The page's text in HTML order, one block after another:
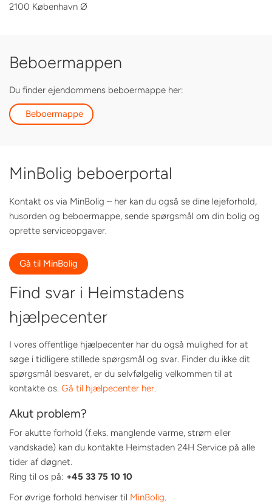
2100 København Ø
Beboermappen
Du finder ejendommens beboermappe her:
Beboermappe
MinBolig beboerportal
Kontakt os via MinBolig – her kan du også se dine lejeforhold,
husorden og beboermappe, sende spørgsmål om din bolig og
oprette serviceopgaver.
Gå til MinBolig
Find svar i Heimstadens
hjælpecenter
I vores offentlige hjælpecenter har du også mulighed for at
søge i tidligere stillede spørgsmål og svar. Finder du ikke dit
spørgsmål besvaret, er du selvfølgelig velkommen til at
kontakte os. Gå til hjælpecenter her.
Akut problem?
For akutte forhold (f.eks. manglende varme, strøm eller
vandskade) kan du kontakte Heimstaden 24H Service på alle
tider af døgnet.
Ring til os på: +45 33 75 10 10
For øvrige forhold henviser til MinBolig.